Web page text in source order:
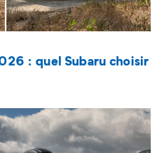
: quel Subaru choisir